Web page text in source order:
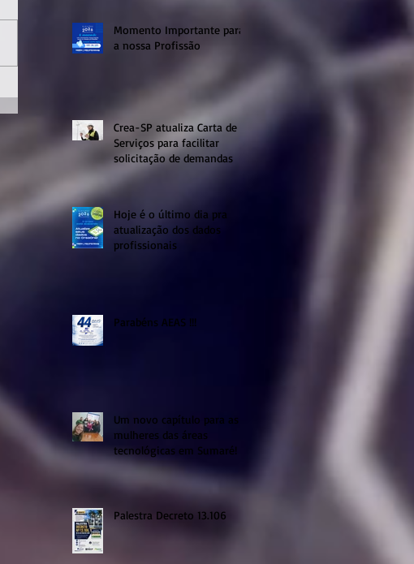
Momento Importante para
a nossa Profissão
Crea-SP atualiza Carta de
Serviços para facilitar
solicitação de demandas
Hoje é o último dia pra
atualização dos dados
profissionais
Parabéns AEAS !!!
Um novo capítulo para as
mulheres das áreas
tecnológicas em Sumaré!
Palestra Decreto 13.106